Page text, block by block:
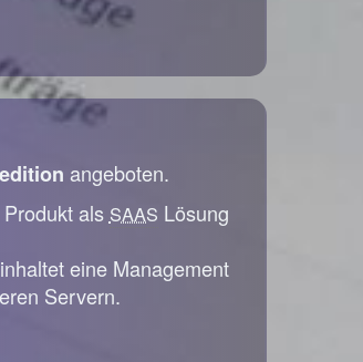
angeboten.
als SAAS Lösung
eine Management
Servern.